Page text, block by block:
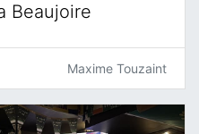
Beaujoire
Maxime Touzaint